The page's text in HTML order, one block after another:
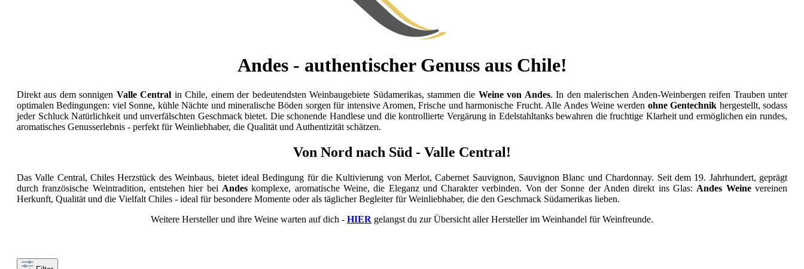
Andes - authentischer Genuss aus Chile!
Direkt aus dem sonnigen Valle Central in Chile, einem der bedeutendsten Weinbaugebiete Südamerikas, stammen die Weine von Andes. In den malerischen Anden-Weinbergen reifen Trauben unter
optimalen Bedingungen: viel Sonne, kühle Nächte und mineralische Böden sorgen für intensive Aromen, Frische und harmonische Frucht. Alle Andes Weine werden ohne Gentechnik hergestellt, sodass
jeder Schluck Natürlichkeit und unverfälschten Geschmack bietet. Die schonende Handlese und die kontrollierte Vergärung in Edelstahltanks bewahren die fruchtige Klarheit und ermöglichen ein rundes,
aromatisches Genusserlebnis - perfekt für Weinliebhaber, die Qualität und Authentizität schätzen.
Von Nord nach Süd - Valle Central!
Das Valle Central, Chiles Herzstück des Weinbaus, bietet ideal Bedingung für die Kultivierung von Merlot, Cabernet Sauvignon, Sauvignon Blanc und Chardonnay. Seit dem 19. Jahrhundert, geprägt
durch französische Weintradition, entstehen hier bei Andeskomplexe, aromatische Weine, die Eleganz und Charakter verbinden. Von der Sonne der Anden direkt ins Glas: Andes Weinevereinen
Herkunft, Qualität und die Vielfalt Chiles - ideal für besondere Momente oder als täglicher Begleiter für Weinliebhaber, die den Geschmack Südamerikas lieben.
Weitere Hersteller und ihre Weine warten auf dich - HIER gelangst du zur Übersicht aller Hersteller im Weinhandel für Weinfreunde.